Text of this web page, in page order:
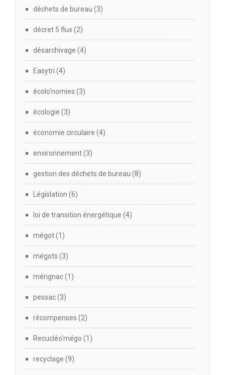
déchets de bureau (3)
décret 5 flux(2)
désarchivage (4)
Easytri (4)
écolo'nomies (3)
écologie (3)
économie circulaire (4)
environnement(3)
gestion des déchets de bureau (8)
Législation (6)
loi de transition énergétique (4)
mégot(1)
mégots (3)
mérignac(1)
pessac(3)
récompenses (2)
Recucléo'mégo (1)
recyclage (9)